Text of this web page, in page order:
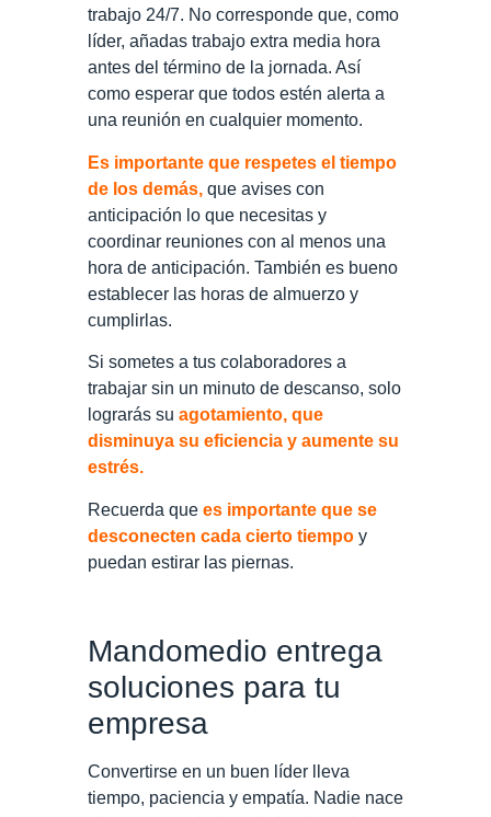
trabajo 24/7. No corresponde que, como
líder, añadas trabajo extra media hora
antes del término de la jornada. Así
como esperar que todos estén alerta a
una reunión en cualquier momento.
Es importante que respetes el tiempo
de los demás, que avises con
anticipación lo que necesitas y
coordinar reuniones con al menos una
hora de anticipación. También es bueno
establecer las horas de almuerzo y
cumplirlas.
Si sometes a tus colaboradores a
trabajar sin un minuto de descanso, solo
lograrás su agotamiento, que
disminuya su eficiencia y aumente su
estrés.
Recuerda que es importante que se
desconecten cada cierto tiempo y
puedan estirar las piernas.
Mandomedio entrega
soluciones para tu
empresa
Convertirse en un buen líder lleva
tiempo, paciencia y empatía. Nadie nace